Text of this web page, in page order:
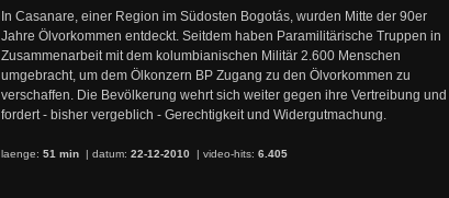
In Casanare, einer Region im Südosten Bogotás, wurden Mitte der 90er
Jahre Ölvorkommen entdeckt. Seitdem haben Paramilitärische Truppen in
Zusammenarbeit mit dem kolumbianischen Militär 2.600 Menschen
umgebracht, um dem Ölkonzern BP Zugang zu den Ölvorkommen zu
verschaffen. Die Bevölkerung wehrt sich weiter gegen ihre Vertreibung und
fordert - bisher vergeblich - Gerechtigkeit und Widergutmachung.
laenge: 51 min | datum: 22-12-2010 | video-hits: 6.405